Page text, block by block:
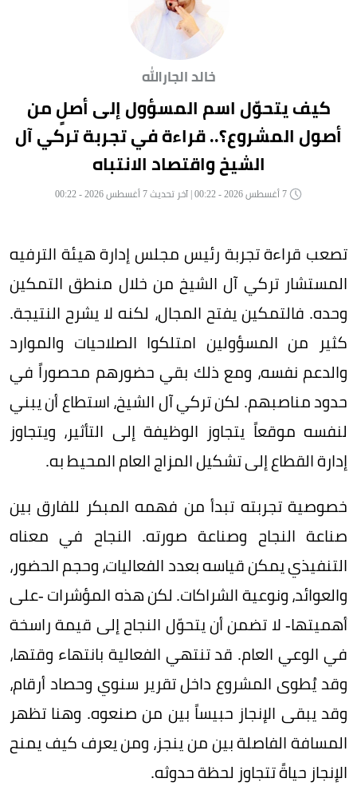
خالد الجارالله
كيف يتحوّل اسم المسؤول إلى أصلٍ من
أصول المشروع؟.. قراءة في تجربة تركي آل
الشيخ واقتصاد الانتباه
تصعب قراءة تجربة رئيس مجلس إدارة هيئة الترفيه
المستشار تركي آل الشيخ من خلال منطق التمكين
وحده. فالتمكين يفتح المجال، لكنه لا يشرح النتيجة.
كثير من المسؤولين امتلكوا الصلاحيات والموارد
والدعم نفسه، ومع ذلك بقي حضورهم محصوراً في
حدود مناصبهم. لكن تركي آل الشيخ، استطاع أن يبني
لنفسه موقعاً يتجاوز الوظيفة إلى التأثير، ويتجاوز
إدارة القطاع إلى تشكيل المزاج العام المحيط به.
خصوصية تجربته تبدأ من فهمه المبكر للفارق بين
صناعة النجاح وصناعة صورته. النجاح في معناه
التنفيذي يمكن قياسه بعدد الفعاليات، وحجم الحضور،
والعوائد، ونوعية الشراكات. لكن هذه المؤشرات -على
أهميتها- لا تضمن أن يتحوّل النجاح إلى قيمة راسخة
في الوعي العام. قد تنتهي الفعالية بانتهاء وقتها،
وقد يُطوى المشروع داخل تقرير سنوي وحصاد أرقام،
وقد يبقى الإنجاز حبيساً بين من صنعوه. وهنا تظهر
المسافة الفاصلة بين من ينجز، ومن يعرف كيف يمنح
الإنجاز حياةً تتجاوز لحظة حدوثه.